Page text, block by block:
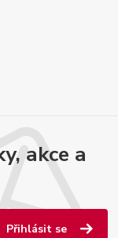
akce a
Přihlásit se